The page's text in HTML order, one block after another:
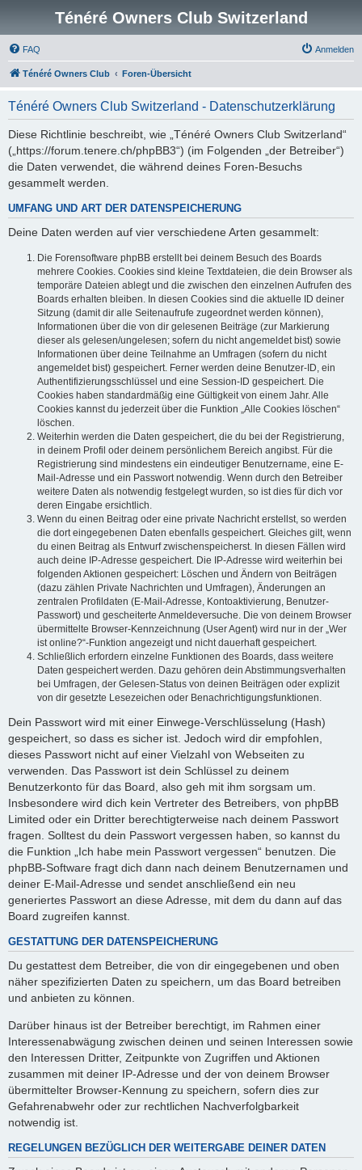
Ténéré Owners Club Switzerland
FAQ Anmelden
Ténéré Owners Club Foren-Übersicht
Ténéré Owners Club Switzerland - Datenschutzerklärung
Diese Richtlinie beschreibt, wie „Ténéré Owners Club Switzerland“
(„https://forum.tenere.ch/phpBB3“) (im Folgenden „der Betreiber“)
die Daten verwendet, die während deines Foren-Besuchs
gesammelt werden.
UMFANG UND ART DER DATENSPEICHERUNG
Deine Daten werden auf vier verschiedene Arten gesammelt:
Die Forensoftware phpBB erstellt bei deinem Besuch des Boards
mehrere Cookies. Cookies sind kleine Textdateien, die dein Browser als
temporäre Dateien ablegt und die zwischen den einzelnen Aufrufen des
Boards erhalten bleiben. In diesen Cookies sind die aktuelle ID deiner
Sitzung (damit dir alle Seitenaufrufe zugeordnet werden können),
Informationen über die von dir gelesenen Beiträge (zur Markierung
dieser als gelesen/ungelesen; sofern du nicht angemeldet bist) sowie
Informationen über deine Teilnahme an Umfragen (sofern du nicht
angemeldet bist) gespeichert. Ferner werden deine Benutzer-ID, ein
Authentifizierungsschlüssel und eine Session-ID gespeichert. Die
Cookies haben standardmäßig eine Gültigkeit von einem Jahr. Alle
Cookies kannst du jederzeit über die Funktion „Alle Cookies löschen“
löschen.
Weiterhin werden die Daten gespeichert, die du bei der Registrierung,
in deinem Profil oder deinem persönlichem Bereich angibst. Für die
Registrierung sind mindestens ein eindeutiger Benutzername, eine E-
Mail-Adresse und ein Passwort notwendig. Wenn durch den Betreiber
weitere Daten als notwendig festgelegt wurden, so ist dies für dich vor
deren Eingabe ersichtlich.
Wenn du einen Beitrag oder eine private Nachricht erstellst, so werden
die dort eingegebenen Daten ebenfalls gespeichert. Gleiches gilt, wenn
du einen Beitrag als Entwurf zwischenspeicherst. In diesen Fällen wird
auch deine IP-Adresse gespeichert. Die IP-Adresse wird weiterhin bei
folgenden Aktionen gespeichert: Löschen und Ändern von Beiträgen
(dazu zählen Private Nachrichten und Umfragen), Änderungen an
zentralen Profildaten (E-Mail-Adresse, Kontoaktivierung, Benutzer-
Passwort) und gescheiterte Anmeldeversuche. Die von deinem Browser
übermittelte Browser-Kennzeichnung (User Agent) wird nur in der „Wer
ist online?“-Funktion angezeigt und nicht dauerhaft gespeichert.
Schließlich erfordern einzelne Funktionen des Boards, dass weitere
Daten gespeichert werden. Dazu gehören dein Abstimmungsverhalten
bei Umfragen, der Gelesen-Status von deinen Beiträgen oder explizit
von dir gesetzte Lesezeichen oder Benachrichtigungsfunktionen.
Dein Passwort wird mit einer Einwege-Verschlüsselung (Hash)
gespeichert, so dass es sicher ist. Jedoch wird dir empfohlen,
dieses Passwort nicht auf einer Vielzahl von Webseiten zu
verwenden. Das Passwort ist dein Schlüssel zu deinem
Benutzerkonto für das Board, also geh mit ihm sorgsam um.
Insbesondere wird dich kein Vertreter des Betreibers, von phpBB
Limited oder ein Dritter berechtigterweise nach deinem Passwort
fragen. Solltest du dein Passwort vergessen haben, so kannst du
die Funktion „Ich habe mein Passwort vergessen“ benutzen. Die
phpBB-Software fragt dich dann nach deinem Benutzernamen und
deiner E-Mail-Adresse und sendet anschließend ein neu
generiertes Passwort an diese Adresse, mit dem du dann auf das
Board zugreifen kannst.
GESTATTUNG DER DATENSPEICHERUNG
Du gestattest dem Betreiber, die von dir eingegebenen und oben
näher spezifizierten Daten zu speichern, um das Board betreiben
und anbieten zu können.
Darüber hinaus ist der Betreiber berechtigt, im Rahmen einer
Interessenabwägung zwischen deinen und seinen Interessen sowie
den Interessen Dritter, Zeitpunkte von Zugriffen und Aktionen
zusammen mit deiner IP-Adresse und der von deinem Browser
übermittelter Browser-Kennung zu speichern, sofern dies zur
Gefahrenabwehr oder zur rechtlichen Nachverfolgbarkeit
notwendig ist.
REGELUNGEN BEZÜGLICH DER WEITERGABE DEINER DATEN